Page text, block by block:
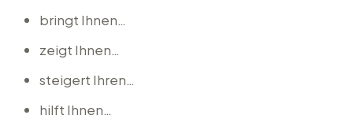
bringt Ihnen…
zeigt Ihnen…
steigert Ihren…
hilft Ihnen…